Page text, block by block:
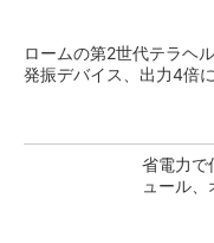
ロームの第2世代テラヘ
発振デバイス、出力4倍に
省電力で
ュール、